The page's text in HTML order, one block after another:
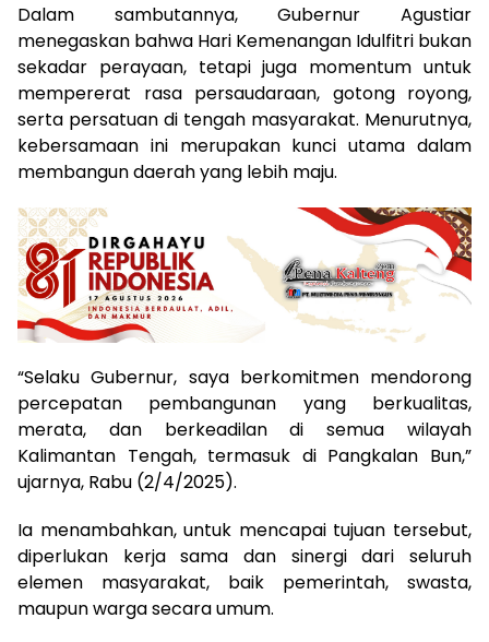
Dalam sambutannya, Gubernur Agustiar
menegaskan bahwa Hari Kemenangan Idulfitri bukan
sekadar perayaan, tetapi juga momentum untuk
mempererat rasa persaudaraan, gotong royong,
serta persatuan di tengah masyarakat. Menurutnya,
kebersamaan ini merupakan kunci utama dalam
membangun daerah yang lebih maju.
“Selaku Gubernur, saya berkomitmen mendorong
percepatan pembangunan yang berkualitas,
merata, dan berkeadilan di semua wilayah
Kalimantan Tengah, termasuk di Pangkalan Bun,”
ujarnya, Rabu (2/4/2025).
Ia menambahkan, untuk mencapai tujuan tersebut,
diperlukan kerja sama dan sinergi dari seluruh
elemen masyarakat, baik pemerintah, swasta,
maupun warga secara umum.